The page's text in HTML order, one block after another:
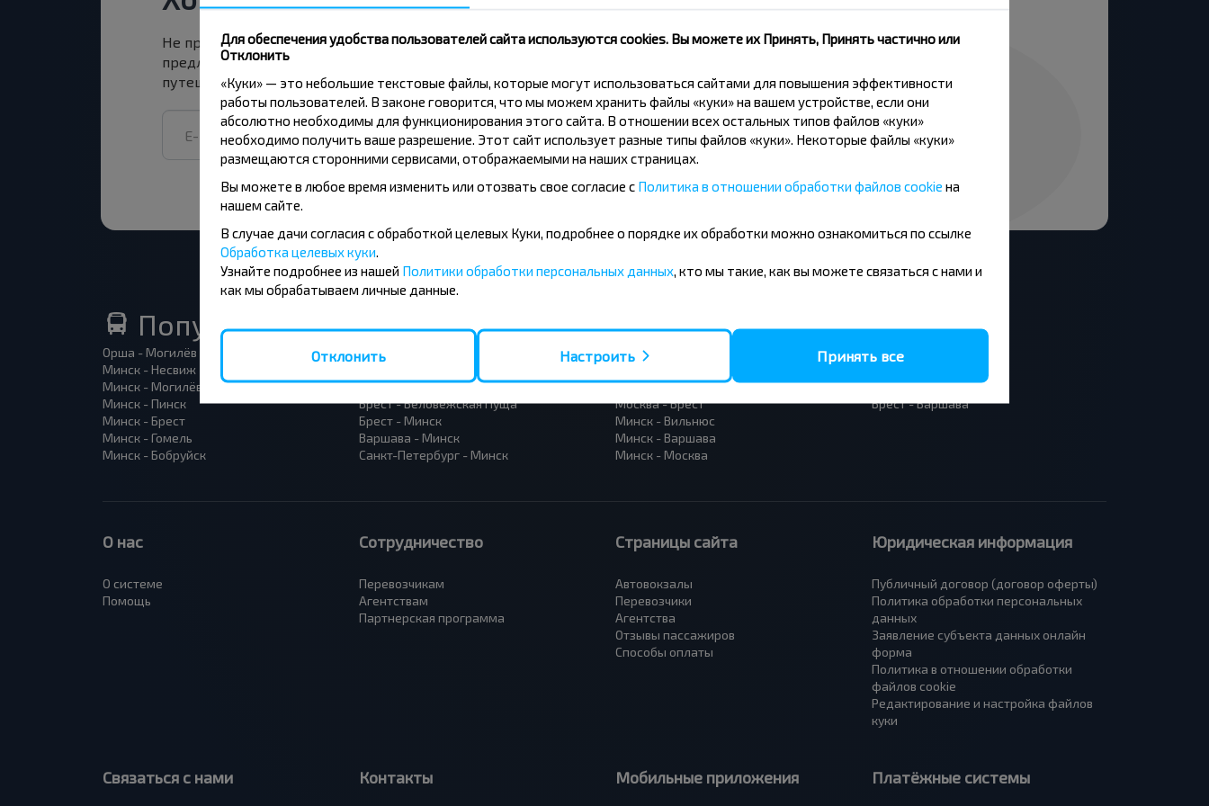
Не пропусти специальные акции, скидки и другие интересные
предложения INFOBUS. Подпишись на получение новостей и
путешествуй с нами дешевле!
Подписаться
Популярные автобусные направления
Орша - Могилёв
Минск - Несвиж
Минск - Могилёв
Минск - Пинск
Минск - Брест
Минск - Гомель
Минск - Бобруйск
Минск - Барановичи
Брест - Тересполь
Брест - Беловежская Пуща
Брест - Минск
Варшава - Минск
Санкт-Петербург - Минск
Вильнюс - Минск
Полоцк - Рига
Москва - Брест
Минск - Вильнюс
Минск - Варшава
Минск - Москва
Москва - Барановичи
Брест - Люблин
Брест - Варшава
О нас
О системе
Помощь
Сотрудничество
Перевозчикам
Агентствам
Партнерская программа
Страницы сайта
Автовокзалы
Перевозчики
Агентства
Отзывы пассажиров
Способы оплаты
Юридическая информация
Публичный договор (договор оферты)
Политика обработки персональных
данных
Заявление субъекта данных онлайн
форма
Политика в отношении обработки
файлов cookie
Редактирование и настройка файлов
куки
Связаться с нами Контакты Мобильные приложения Платёжные системы
Для обеспечения удобства пользователей сайта используются cookies. Вы можете их Принять, Принять частично или
Отклонить
«Куки» — это небольшие текстовые файлы, которые могут использоваться сайтами для повышения эффективности
работы пользователей. В законе говорится, что мы можем хранить файлы «куки» на вашем устройстве, если они
абсолютно необходимы для функционирования этого сайта. В отношении всех остальных типов файлов «куки»
необходимо получить ваше разрешение. Этот сайт использует разные типы файлов «куки». Некоторые файлы «куки»
размещаются сторонними сервисами, отображаемыми на наших страницах.
Вы можете в любое время изменить или отозвать свое согласие с Политика в отношении обработки файлов cookie на
нашем сайте.
В случае дачи согласия с обработкой целевых Куки, подробнее о порядке их обработки можно ознакомиться по ссылке
Обработка целевых куки
Узнайте подробнее из нашей Политики обработки персональных данных , кто мы такие, как вы можете связаться с нами и
как мы обрабатываем личные данные.
Отклонить Настроить Принять все